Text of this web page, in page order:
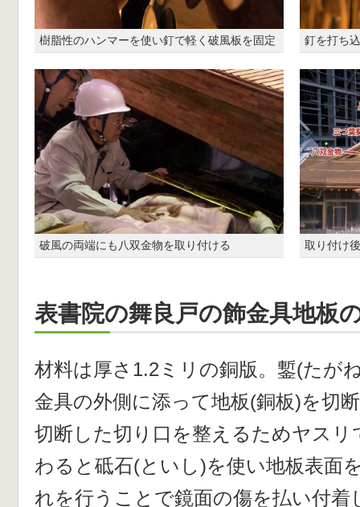
樹脂性のハンマーを使い釘で軽く破風板を固定 釘を打ち
破風の両端にも八双金物を取り付ける 取り付け
表書院の舞良戸の飾金具地板
材料は厚さ1.2ミリの銅版。鏨(たが
金具の外側に添って地板(銅板)を切
切断した切り口を整えるためヤスリ
わると砥石(といし)を使い地板表面
れを行うことで鏡面の傷を払い付着